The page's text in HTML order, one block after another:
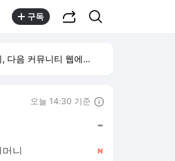
구독
음 커뮤니티 웹에서 보기
오늘 14:30 기준
니